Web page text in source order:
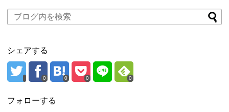
シェアする
0 0 0 0
フォローする